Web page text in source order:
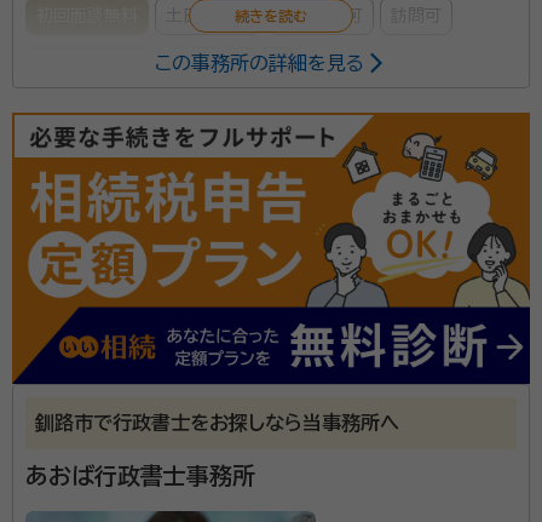
土日相談可 電話相談可 訪問可
オンライン面談可
所属する専門家：
山﨑 英雄（ヤマザキ ヒデオ）
行政書士
経歴：
北海道函館市出身、青山学院大学法学部卒、日本大学大学院法務
研究科卒
相続手続は煩雑で、必要書類も多岐に渡ります。私自身
親の相続を経験することで、色々と学ぶことがありまし
た。自己の経験や学びを活かし、お客様には大変な思い
をしてほしくないという思いから、お客様に寄り添いな
がらお悩みが解決するまでサポートいたします。
資格等：行政書士
所属団体：北海道行政書士会
この事務所の詳細を見る
釧路市で行政書士をお探しなら当事務所へ
あおば行政書士事務所